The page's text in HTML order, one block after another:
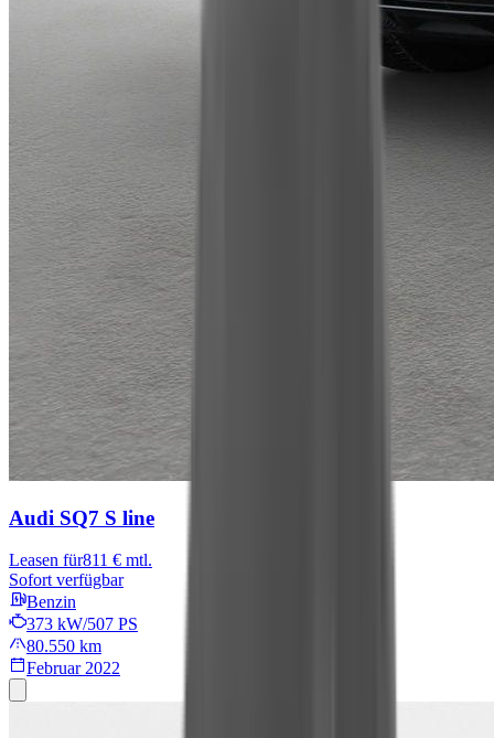
Audi SQ7 S line
Leasen für811 € mtl.
Sofort verfügbar
Benzin
373 kW/507 PS
80.550 km
Februar 2022